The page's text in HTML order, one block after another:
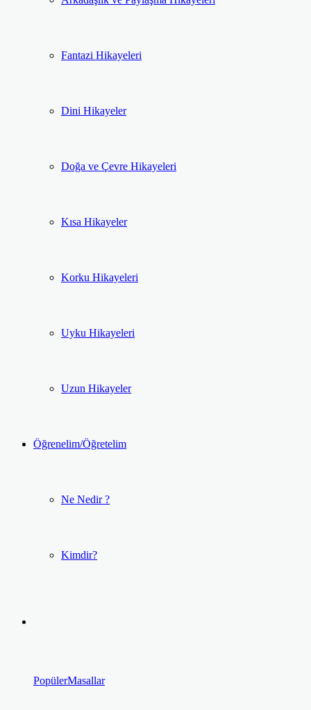
Fantazi Hikayeleri
Dini Hikayeler
Doğa ve Çevre Hikayeleri
Kısa Hikayeler
Korku Hikayeleri
Uyku Hikayeleri
Uzun Hikayeler
Öğrenelim/Öğretelim
Ne Nedir ?
Kimdir?
PopülerMasallar